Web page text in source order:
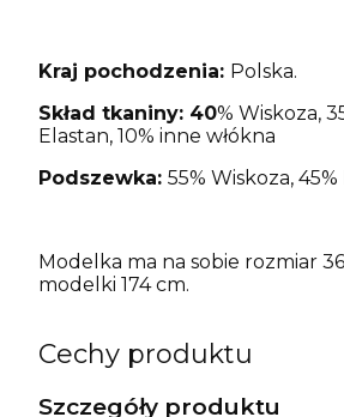
Kraj pochodzenia: Polska.
Skład tkaniny: 40% Wiskoza,
Elastan, 10% inne włókna
Podszewka: 55% Wiskoza,
Modelka ma na sobie rozmiar
modelki 174 cm.
Cechy produktu
Szczegóły produktu